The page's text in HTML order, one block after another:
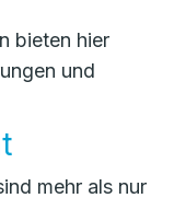
bieten hier
und
mehr als nur